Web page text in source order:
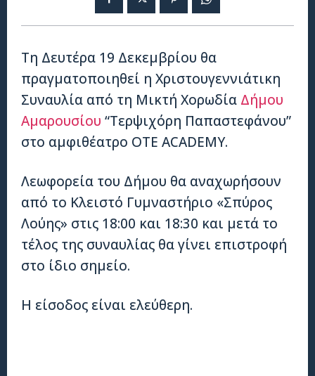
Τη Δευτέρα 19 Δεκεμβρίου θα
πραγματοποιηθεί η Χριστουγεννιάτικη
Συναυλία από τη Μικτή Χορωδία Δήμου
Αμαρουσίου “Τερψιχόρη Παπαστεφάνου”
στο αμφιθέατρο OTE ACADEMY.
Λεωφορεία του Δήμου θα αναχωρήσουν
από το Κλειστό Γυμναστήριο «Σπύρος
Λούης» στις 18:00 και 18:30 και μετά το
τέλος της συναυλίας θα γίνει επιστροφή
στο ίδιο σημείο.
Η είσοδος είναι ελεύθερη.